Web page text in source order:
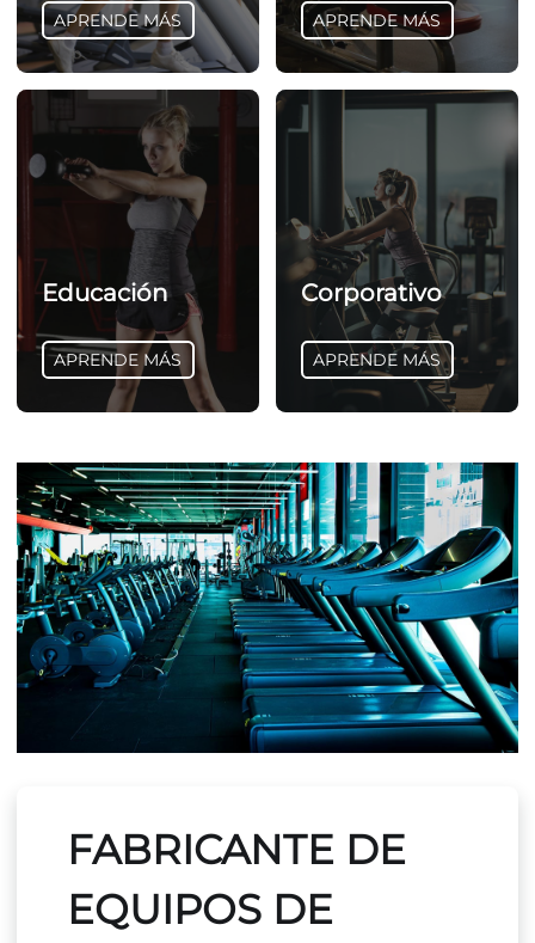
APRENDE MÁS APRENDE MÁS
Educación
APRENDE MÁS
Corporativo
APRENDE MÁS
FABRICANTE DE
EQUIPOS DE